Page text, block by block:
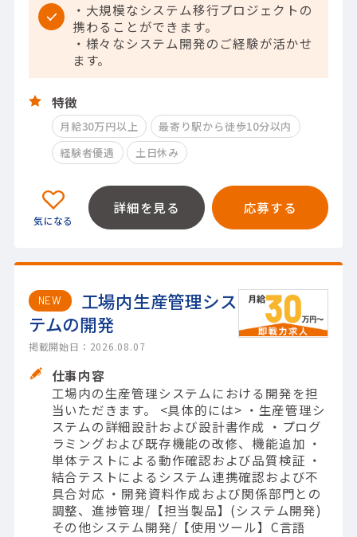
・大規模なシステム移行プロジェクトの
携わることができます。
・様々なシステム開発のご経験が活かせ
ます。
特徴
月給30万円以上
最寄り駅から徒歩10分以内
経験者優遇
土日休み
詳細を見る 応募する
NEW
工場内生産管理シス
テムの開発
掲載開始日：2026.08.07
仕事内容
工場内の生産管理システムにおける開発を担
当いただきます。 <具体的には> ・生産管理シ
ステムの詳細設計および設計書作成 ・プログ
ラミングおよび既存機能の改修、機能追加 ・
単体テストによる動作確認および品質検証 ・
結合テストによるシステム連携確認および不
具合対応 ・開発資料作成および関係部門との
調整、進捗管理/【担当製品】(システム開発)
その他システム開発/【使用ツール】C言語